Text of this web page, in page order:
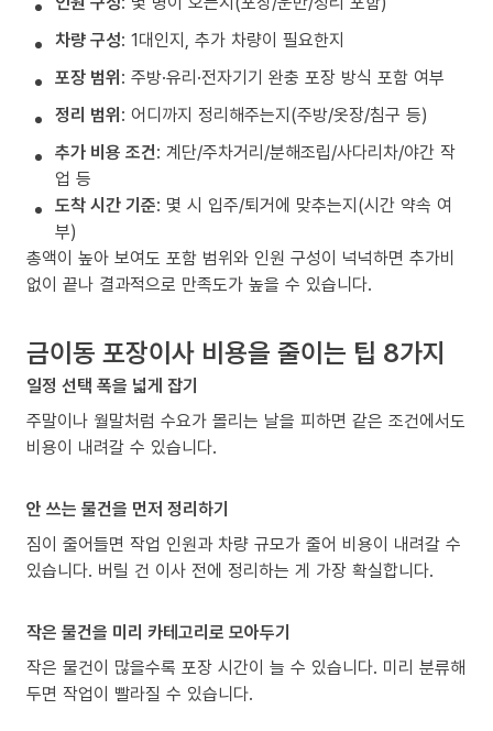
차량 구성: 1대인지, 추가 차량이 필요한지
포장 범위: 주방·유리·전자기기 완충 포장 방식 포함 여부
정리 범위: 어디까지 정리해주는지(주방/옷장/침구 등)
추가 비용 조건: 계단/주차거리/분해조립/사다리차/야간 작
업 등
도착 시간 기준: 몇 시 입주/퇴거에 맞추는지(시간 약속 여
부)
총액이 높아 보여도 포함 범위와 인원 구성이 넉넉하면 추가비
없이 끝나 결과적으로 만족도가 높을 수 있습니다.
금이동 포장이사 비용을 줄이는 팁 8가지
일정 선택 폭을 넓게 잡기
주말이나 월말처럼 수요가 몰리는 날을 피하면 같은 조건에서도
비용이 내려갈 수 있습니다.
안 쓰는 물건을 먼저 정리하기
짐이 줄어들면 작업 인원과 차량 규모가 줄어 비용이 내려갈 수
있습니다. 버릴 건 이사 전에 정리하는 게 가장 확실합니다.
작은 물건을 미리 카테고리로 모아두기
작은 물건이 많을수록 포장 시간이 늘 수 있습니다. 미리 분류해
두면 작업이 빨라질 수 있습니다.